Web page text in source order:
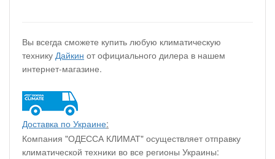
Вы всегда сможете купить любую климатическую
технику Дайкин от официального дилера в нашем
интернет-магазине.
Доставка по Украине:
Компания "ОДЕССА КЛИМАТ" осуществляет отправку
климатической техники во все регионы Украины: